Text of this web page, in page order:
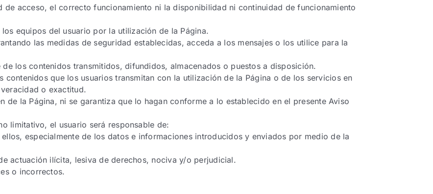
acceso, el correcto funcionamiento ni la disponibilidad ni continuidad de funcionamiento
equipos del usuario por la utilización de la Página.
las medidas de seguridad establecidas, acceda a los mensajes o los utilice para la
los contenidos transmitidos, difundidos, almacenados o puestos a disposición.
que los usuarios transmitan con la utilización de la Página o de los servicios en
o exactitud.
de la Página, ni se garantiza que lo hagan conforme a lo establecido en el presente Aviso
limitativo, el usuario será responsable de:
especialmente de los datos e informaciones introducidos y enviados por medio de la
actuación ilícita, lesiva de derechos, nociva y/o perjudicial.
o incorrectos.